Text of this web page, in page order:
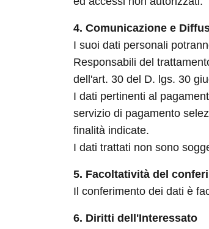
4. Comunicazione e
I suoi dati personali
Responsabili del
dell'art. 30 del D. lgs. 30
I dati pertinenti al
servizio di pagamento
finalità indicate.
I dati trattati non sono
5. Facoltatività del
Il conferimento dei dati è
6. Diritti dell'Interessato